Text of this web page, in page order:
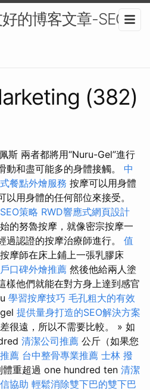
的博客文章-SEO
(382)
斯 兩者都將用“Nuru-Gel”進行
動和盡可能多的身體接觸。 中
餐點外燴服務 按摩可以用身體
用身體的任何部位來接受。
策略 RWD響應式網頁設計
的努魯按摩，就像密宗按摩一
過認證的按摩治療師進行。 值
摩師在床上鋪上一張乳膠床
口碑外燴推薦 然後他給兩人塗
樣他們就能在對方身上達到感官
學習按摩技巧 毛孔粗大的有效
gel 提供量身打造的SEO解決方案
很遠，所以不需要比較。 » 如
清潔公司推薦 公斤（如果您
薦 台中整骨專業推薦 士林 撥
體重超過 one hundred ten 清潔
協助 輕鬆消除雙下巴的雙下巴